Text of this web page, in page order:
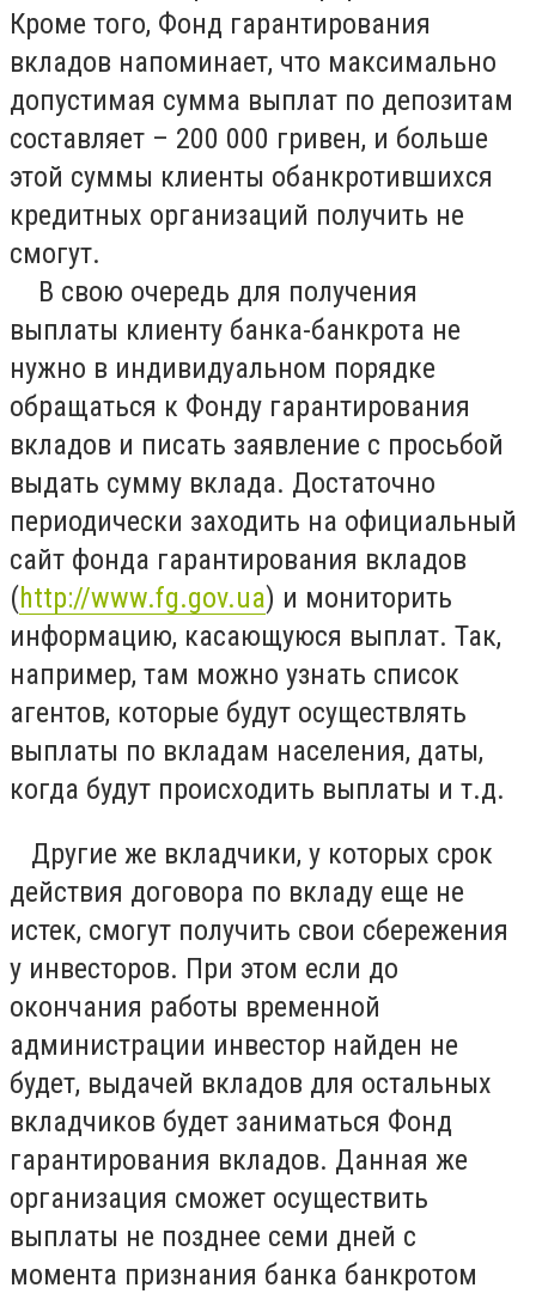
Кроме того, Фонд гарантирования
вкладов напоминает, что максимально
допустимая сумма выплат по депозитам
составляет – 200 000 гривен, и больше
этой суммы клиенты обанкротившихся
кредитных организаций получить не
смогут.
В свою очередь для получения
выплаты клиенту банка-банкрота не
нужно в индивидуальном порядке
обращаться к Фонду гарантирования
вкладов и писать заявление с просьбой
выдать сумму вклада. Достаточно
периодически заходить на официальный
сайт фонда гарантирования вкладов
(http://www.fg.gov.ua) и мониторить
информацию, касающуюся выплат. Так,
например, там можно узнать список
агентов, которые будут осуществлять
выплаты по вкладам населения, даты,
когда будут происходить выплаты и т.д.
Другие же вкладчики, у которых срок
действия договора по вкладу еще не
истек, смогут получить свои сбережения
у инвесторов. При этом если до
окончания работы временной
администрации инвестор найден не
будет, выдачей вкладов для остальных
вкладчиков будет заниматься Фонд
гарантирования вкладов. Данная же
организация сможет осуществить
выплаты не позднее семи дней с
момента признания банка банкротом